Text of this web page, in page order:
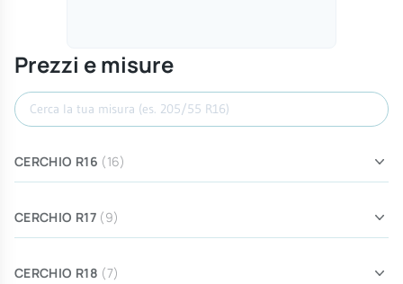
Prezzi e misure
Cerca misura
CERCHIO R16 (16)
CERCHIO R17 (9)
CERCHIO R18 (7)